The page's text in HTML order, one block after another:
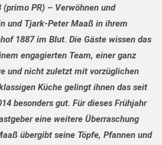
PR) – Verwöhnen und
und Tjark-Peter Maaß in ihrem
1887 im Blut. Die Gäste wissen das
engagierten Team, einer ganz
und nicht zuletzt mit vorzüglichen
Küche gelingt ihnen das seit
besonders gut. Für dieses Frühjahr
eine weitere Überraschung
übergibt seine Töpfe, Pfannen und